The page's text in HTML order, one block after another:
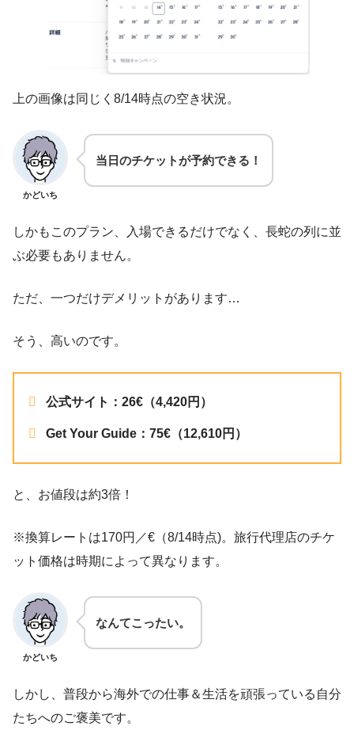
上の画像は同じく8/14時点の空き状況。
かどいち
当日のチケットが予約できる！
しかもこのプラン、入場できるだけでなく、長蛇の列に並
ぶ必要もありません。
ただ、一つだけデメリットがあります…
そう、高いのです。
公式サイト：26€（4,420円）
Get Your Guide：75€（12,610円）
と、お値段は約3倍！
※換算レートは170円／€（8/14時点)。旅行代理店のチケ
ット価格は時期によって異なります。
かどいち
なんてこったい。
しかし、普段から海外での仕事＆生活を頑張っている自分
たちへのご褒美です。